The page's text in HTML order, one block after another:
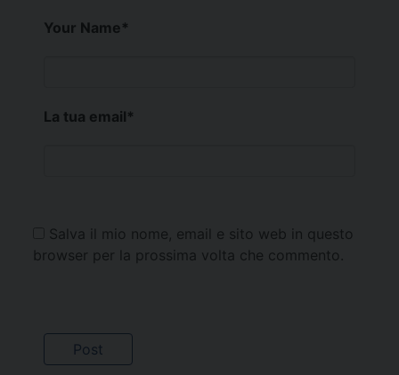
Your Name*
La tua email*
Salva il mio nome, email e sito web in questo
browser per la prossima volta che commento.